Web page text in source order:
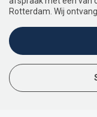
Rotterdam. Wij